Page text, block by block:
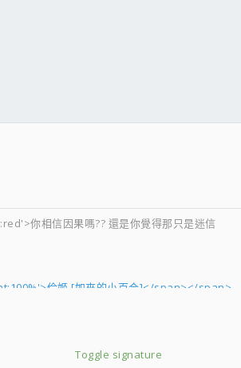
Toggle signature
你相信因果嗎?? 還是你覺得那只是迷信
伶姬 [如來的小百合]</span></span>